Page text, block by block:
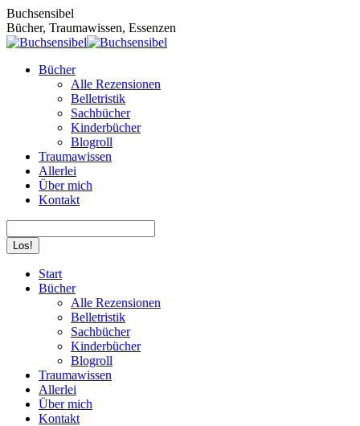
Zum
Inhalt
springen
Buchsensibel
Bücher, Traumawissen, Essenzen
Bücher
Alle Rezensionen
Belletristik
Sachbücher
Kinderbücher
Blogroll
Traumawissen
Allerlei
Über mich
Kontakt
page
opens
page
opens
Start
Bücher
Alle Rezensionen
Belletristik
Sachbücher
Kinderbücher
Blogroll
Traumawissen
Allerlei
Über mich
Kontakt